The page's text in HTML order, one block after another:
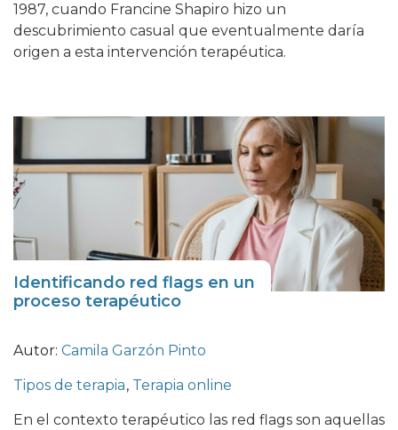
1987, cuando Francine Shapiro hizo un
descubrimiento casual que eventualmente daría
origen a esta intervención terapéutica.
Identificando red flags en un
proceso terapéutico
Autor: Camila Garzón Pinto
Tipos de terapia, Terapia online
En el contexto terapéutico las red flags son aquellas